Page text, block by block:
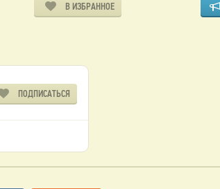
В ИЗБРАННОЕ
ПОДПИСАТЬСЯ